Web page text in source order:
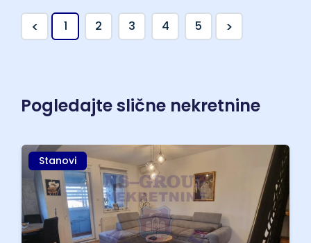
< 1 2 3 4 5 >
Pogledajte slične nekretnine
Stanovi